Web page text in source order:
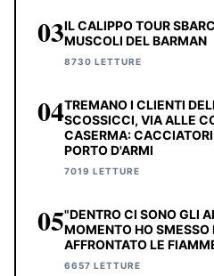
03IL CALIPPO TOUR
MUSCOLI DEL BARMAN
8730 LETTURE
04TREMANO I CLIENTI
SCOSSICCI, VIA ALLE
CASERMA:
PORTO D'ARMI
7019 LETTURE
05"DENTRO CI SONO GLI
MOMENTO HO SMESSO
AFFRONTATO LE
6657 LETTURE